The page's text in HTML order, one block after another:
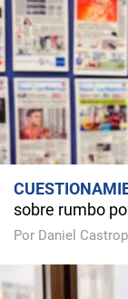
sobre rumbo
Por Daniel